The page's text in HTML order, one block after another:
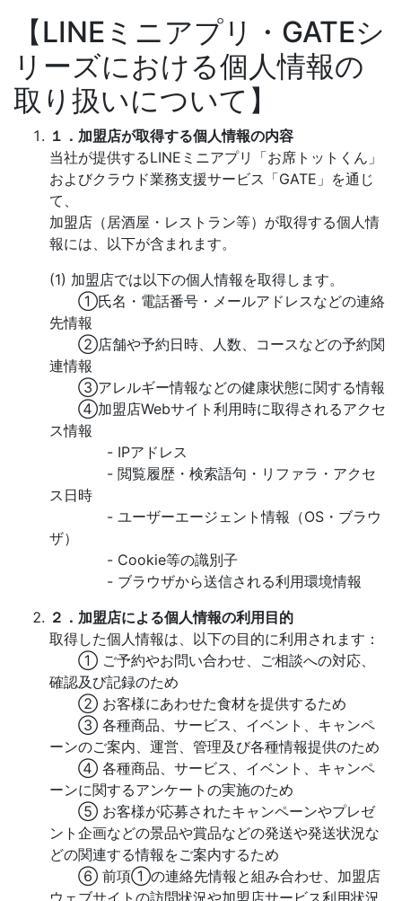
【LINEミニアプリ・GATEシ
リーズにおける個人情報の
取り扱いについて】
１．加盟店が取得する個人情報の内容
当社が提供するLINEミニアプリ「お席トットくん」
およびクラウド業務支援サービス「GATE」を通じ
て、
加盟店（居酒屋・レストラン等）が取得する個人情
報には、以下が含まれます。
(1) 加盟店では以下の個人情報を取得します。
①氏名・電話番号・メールアドレスなどの連絡
先情報
②店舗や予約日時、人数、コースなどの予約関
連情報
③アレルギー情報などの健康状態に関する情報
④加盟店Webサイト利用時に取得されるアクセ
ス情報
- IPアドレス
- 閲覧履歴・検索語句・リファラ・アクセ
ス日時
- ユーザーエージェント情報（OS・ブラウ
ザ）
- Cookie等の識別子
- ブラウザから送信される利用環境情報
２．加盟店による個人情報の利用目的
取得した個人情報は、以下の目的に利用されます：
① ご予約やお問い合わせ、ご相談への対応、
確認及び記録のため
② お客様にあわせた食材を提供するため
③ 各種商品、サービス、イベント、キャンペ
ーンのご案内、運営、管理及び各種情報提供のため
④ 各種商品、サービス、イベント、キャンペ
ーンに関するアンケートの実施のため
⑤ お客様が応募されたキャンペーンやプレゼ
ント企画などの景品や賞品などの発送や発送状況な
どの関連する情報をご案内するため
⑥ 前項①の連絡先情報と組み合わせ、加盟店
ウェブサイトの訪問状況や加盟店サービス利用状況